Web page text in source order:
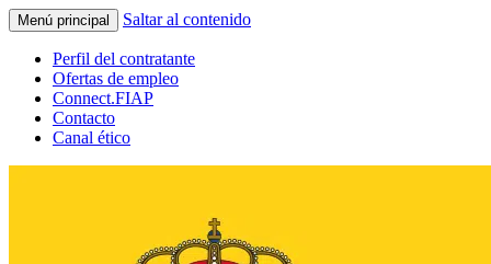
Menú principal Saltar al contenido
Perfil del contratante
Ofertas de empleo
Connect.FIAP
Contacto
Canal ético